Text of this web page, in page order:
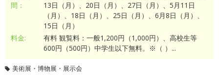
間：
13日（月）、20日（月）、27日（月）、5月11日
（月）、18日（月）、25日（月）、6月8日（月）、
15日（月）
料金:
有料 観覧料：一般1,200円（1,000円）、高校生等
600円（500円）中学生以下無料。※（ ）...
美術展・博物展・展示会